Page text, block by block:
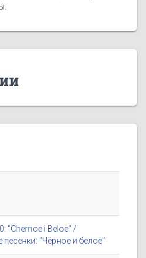
"Chernoe i Beloe" /
"Чёрное и белое"